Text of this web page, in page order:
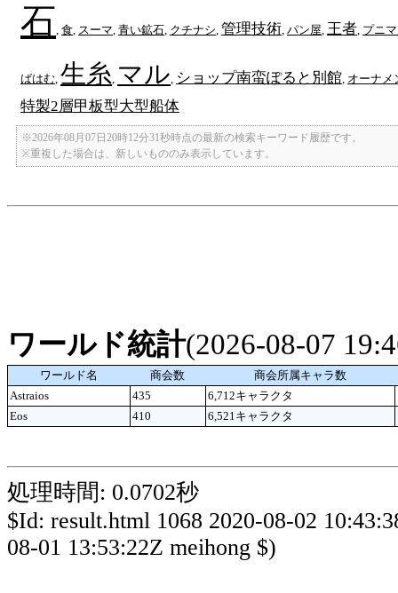
石 食 スーマ 青い鉱石 クチナシ 管理技術 パン屋 王者 プニ
ばはむ 生糸 マル ショップ南蛮ぽると別館 オーナメ
特製2層甲板型大型船体
※2026年08月07日20時12分31秒時点の最新の検索キーワード履歴です。
※重複した場合は、新しいもののみ表示しています。
ワールド統計(2026-08-07
ワールド名 商会数
商会所属キャラ数
Astraios
435 6,712キャラクタ
Eos
410 6,521キャラクタ
処理時間: 0.0702秒
$Id: result.html 1068 2020-08-02
08-01 13:53:22Z meihong $)